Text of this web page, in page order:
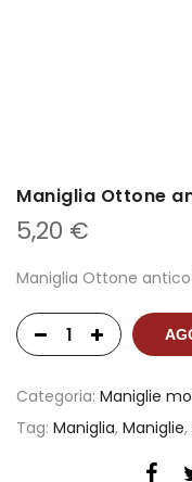
Maniglia Ottone
5,20 €
Maniglia Ottone
Categoria: Maniglie
Tag: Maniglia, Maniglie,